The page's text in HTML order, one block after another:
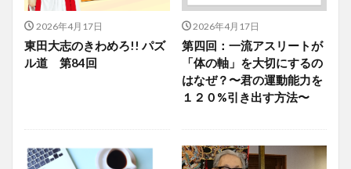
2026年4月17日
東田大志のきわめろ!! パズ
ル道 第84回
2026年4月17日
第四回：一流アスリートが
「体の軸」を大切にするの
はなぜ？〜君の運動能力を
１２０%引き出す方法〜